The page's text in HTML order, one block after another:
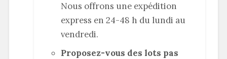
Nous offrons une expédition
express en 24-48 h du lundi au
vendredi.
Proposez-vous des lots pas